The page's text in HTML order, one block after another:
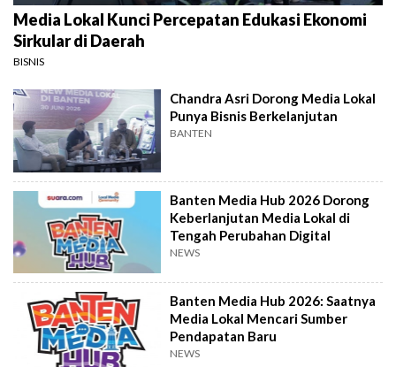
Media Lokal Kunci Percepatan Edukasi Ekonomi
Sirkular di Daerah
BISNIS
Chandra Asri Dorong Media Lokal
Punya Bisnis Berkelanjutan
BANTEN
Banten Media Hub 2026 Dorong
Keberlanjutan Media Lokal di
Tengah Perubahan Digital
NEWS
Banten Media Hub 2026: Saatnya
Media Lokal Mencari Sumber
Pendapatan Baru
NEWS